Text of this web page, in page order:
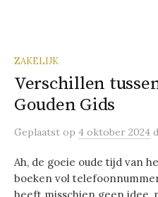
ZAKELIJK
Verschillen
Gouden Gids
Geplaatst op 4 oktober 2024
Ah, de goeie oude tijd van
boeken vol